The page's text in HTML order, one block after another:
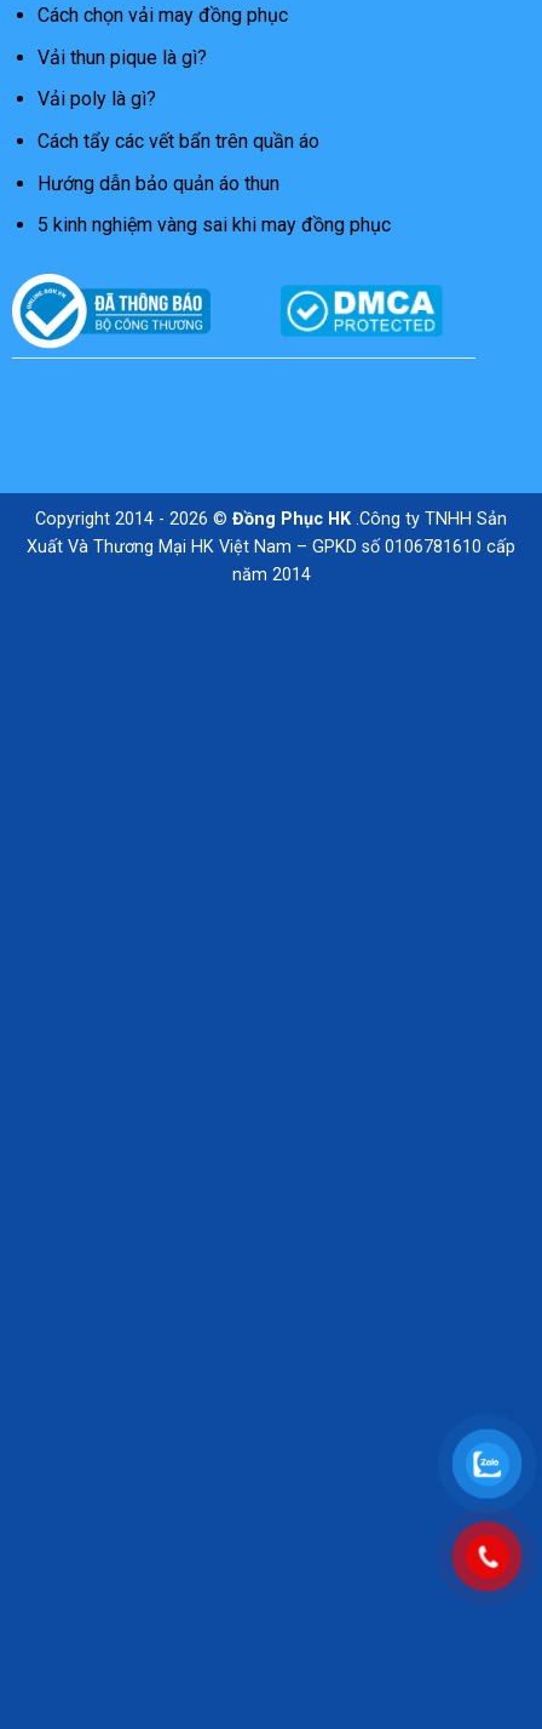
Cách chọn vải may đồng phục
Vải thun pique là gì?
Vải poly là gì?
Cách tẩy các vết bẩn trên quần áo
Hướng dẫn bảo quản áo thun
5 kinh nghiệm vàng sai khi may đồng phục
Copyright 2014 - 2026 © Đồng Phục HK .Công ty TNHH Sản
Xuất Và Thương Mại HK Việt Nam – GPKD số 0106781610 cấp
năm 2014